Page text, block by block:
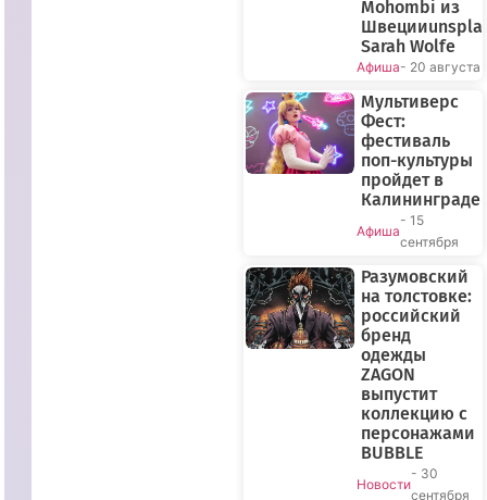
ПРЯМОЙ
ЭФИР
Mohombi из
Sarah Wolfe
Афиша- 20 августа
Мультиверс
Фест:
фестиваль
поп-культуры
пройдет в
Калининграде
Афиша
- 15
сентября
Разумовский
на толстовке:
российский
бренд
одежды
ZAGON
выпустит
коллекцию с
персонажами
BUBBLE
Новости
- 30
сентября